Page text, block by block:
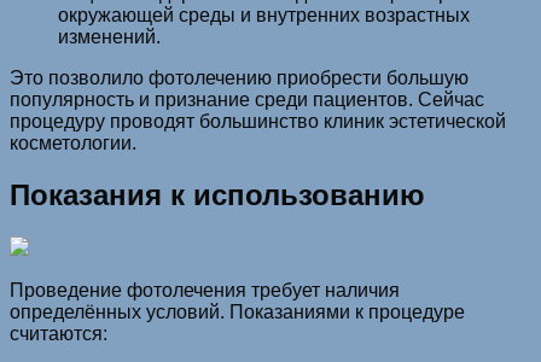
окружающей среды и внутренних возрастных
изменений.
Это позволило фотолечению приобрести большую
популярность и признание среди пациентов. Сейчас
процедуру проводят большинство клиник эстетической
косметологии.
Показания к использованию
Проведение фотолечения требует наличия
определённых условий. Показаниями к процедуре
считаются: